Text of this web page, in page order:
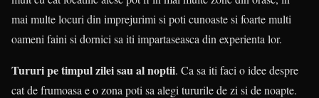
mai multe locuri din imprejurimi si poti cunoaste si foarte multi
oameni faini si dornici sa iti impartaseasca din experienta lor.
Tururi pe timpul zilei sau al noptii. Ca sa iti faci o idee despre
cat de frumoasa e o zona poti sa alegi tururile de zi si de noapte.